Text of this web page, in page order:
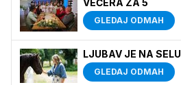
GLEDAJ ODMAH
LJUBAV JE NA SELU
GLEDAJ ODMAH